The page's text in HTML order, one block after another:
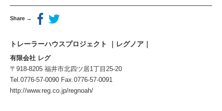
Share →
トレーラーハウスプロジェクト ｜レグノア｜
有限会社 レグ
〒918-8205 福井市北四ツ居1丁目25-20
Tel.0776-57-0090 Fax.0776-57-0091
http://www.reg.co.jp/regnoah/